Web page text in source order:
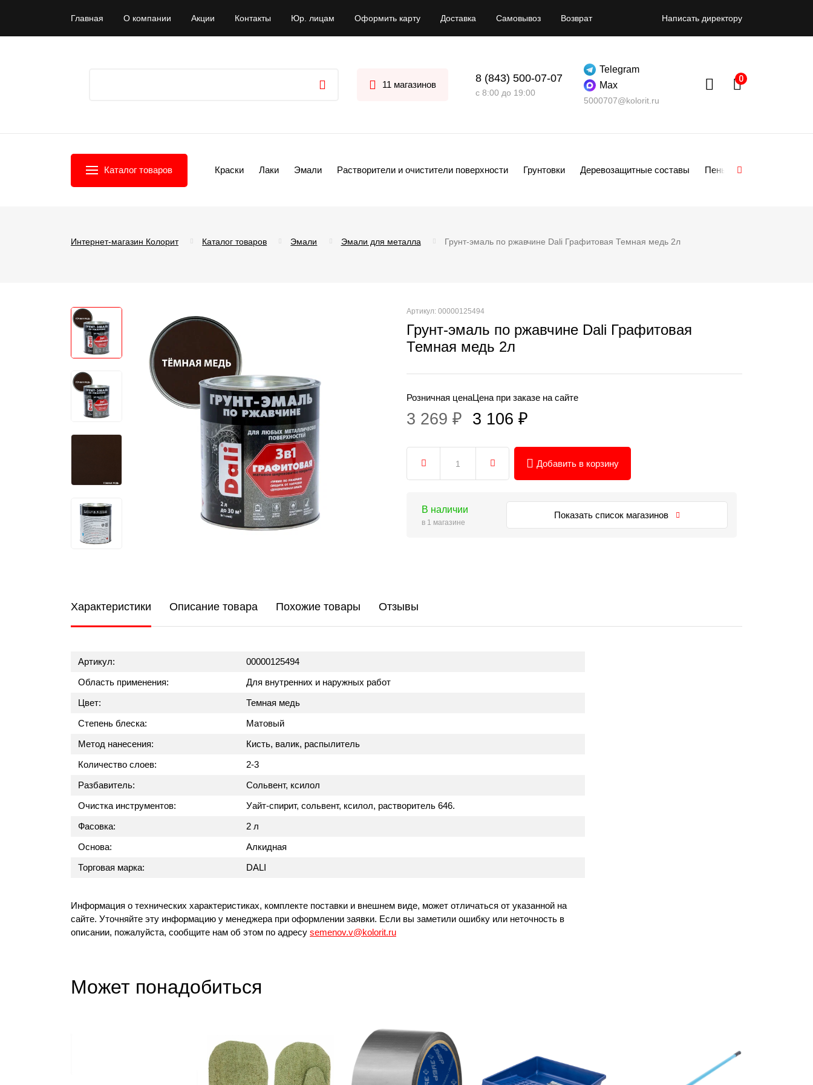
Главная О компании Акции Контакты Юр. лицам Оформить карту Доставка Самовывоз Возврат Написать директору
11 магазинов
8 (843) 500-07-07
с 8:00 до 19:00
Telegram
Max
5000707@kolorit.ru
Каталог товаров Краски Лаки Эмали Растворители и очистители поверхности Грунтовки Деревозащитные составы Пены
Интернет-магазин Колорит Каталог товаров Эмали Эмали для металла Грунт-эмаль по ржавчине Dali Графитовая Темная медь 2л
Артикул: 00000125494
Грунт-эмаль по ржавчине Dali Графитовая
Темная медь 2л
Розничная цена
3 269 ₽
Цена при заказе на сайте
3 106 ₽
Добавить в корзину
В наличии
в 1 магазине
Показать список магазинов
Характеристики Описание товара Похожие товары Отзывы
Артикул:
00000125494
Область применения:
Для внутренних и наружных работ
Цвет:
Темная медь
Степень блеска:
Матовый
Метод нанесения:
Кисть, валик, распылитель
Количество слоев:
2-3
Разбавитель:
Сольвент, ксилол
Очистка инструментов:
Уайт-спирит, сольвент, ксилол, растворитель 646.
Фасовка:
2 л
Основа:
Алкидная
Торговая марка:
DALI
Информация о технических характеристиках, комплекте поставки и внешнем виде, может отличаться от указанной на
сайте. Уточняйте эту информацию у менеджера при оформлении заявки. Если вы заметили ошибку или неточность в
описании, пожалуйста, сообщите нам об этом по адресу semenov.v@kolorit.ru
Может понадобиться